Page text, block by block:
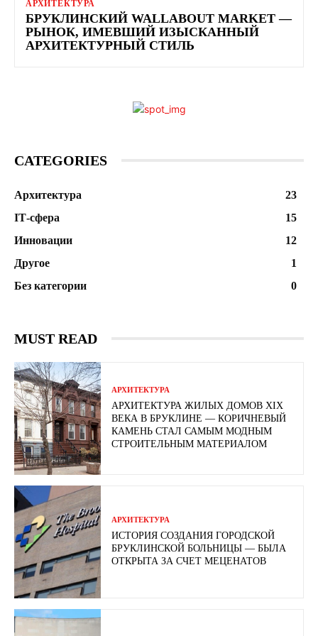
АРХИТЕКТУРА
БРУКЛИНСКИЙ WALLABOUT MARKET —
РЫНОК, ИМЕВШИЙ ИЗЫСКАННЫЙ
АРХИТЕКТУРНЫЙ СТИЛЬ
CATEGORIES
Архитектура
23
ІТ-сфера
15
Инновации
12
Другое
1
Без категории
0
MUST READ
АРХИТЕКТУРА
АРХИТЕКТУРА ЖИЛЫХ ДОМОВ XIX
ВЕКА В БРУКЛИНЕ — КОРИЧНЕВЫЙ
КАМЕНЬ СТАЛ САМЫМ МОДНЫМ
СТРОИТЕЛЬНЫМ МАТЕРИАЛОМ
АРХИТЕКТУРА
ИСТОРИЯ СОЗДАНИЯ ГОРОДСКОЙ
БРУКЛИНСКОЙ БОЛЬНИЦЫ — БЫЛА
ОТКРЫТА ЗА СЧЕТ МЕЦЕНАТОВ